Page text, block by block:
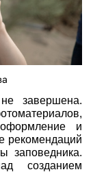
завершена.
и
рекомендаций
заповедника.
созданием